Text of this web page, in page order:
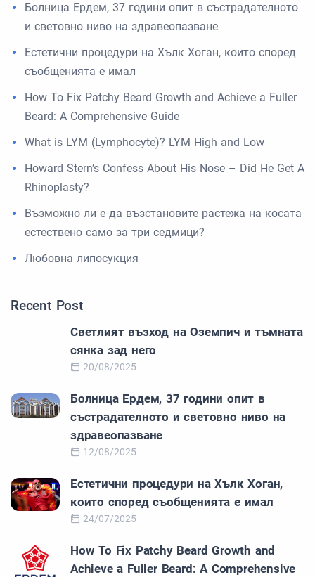
Болница Ердем, 37 години опит в състрадателното
и световно ниво на здравеопазване
Естетични процедури на Хълк Хоган, които според
съобщенията е имал
How To Fix Patchy Beard Growth and Achieve a Fuller
Beard: A Comprehensive Guide
What is LYM (Lymphocyte)? LYM High and Low
Howard Stern’s Confess About His Nose – Did He Get A
Rhinoplasty?
Възможно ли е да възстановите растежа на косата
естествено само за три седмици?
Любовна липосукция
Recent Post
Светлият възход на Оземпич и тъмната
сянка зад него
20/08/2025
Болница Ердем, 37 години опит в
състрадателното и световно ниво на
здравеопазване
12/08/2025
Естетични процедури на Хълк Хоган,
които според съобщенията е имал
24/07/2025
How To Fix Patchy Beard Growth and
Achieve a Fuller Beard: A Comprehensive